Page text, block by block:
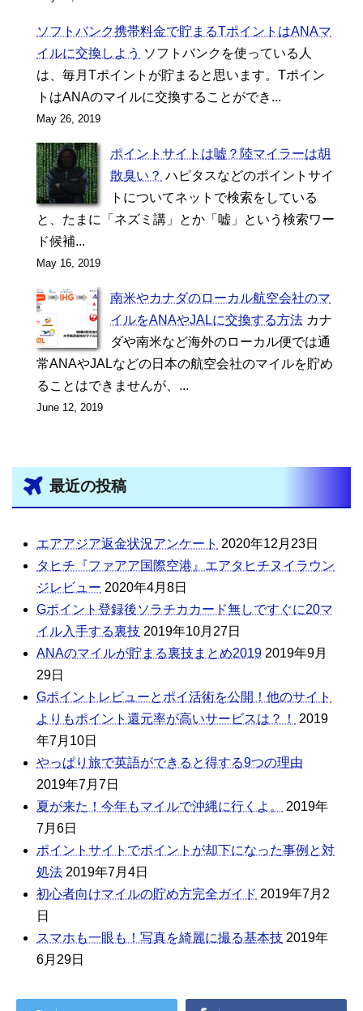
ソフトバンク携帯料金で貯まるTポイントはANAマ
イルに交換しよう ソフトバンクを使っている人
は、毎月Tポイントが貯まると思います。Tポイン
トはANAのマイルに交換することができ...
May 26, 2019
ポイントサイトは嘘？陸マイラーは胡
散臭い？ ハピタスなどのポイントサイ
トについてネットで検索をしている
と、たまに「ネズミ講」とか「嘘」という検索ワー
ド候補...
May 16, 2019
南米やカナダのローカル航空会社のマ
イルをANAやJALに交換する方法 カナ
ダや南米など海外のローカル便では通
常ANAやJALなどの日本の航空会社のマイルを貯め
ることはできませんが、...
June 12, 2019
最近の投稿
エアアジア返金状況アンケート 2020年12月23日
タヒチ『ファアア国際空港』エアタヒチヌイラウン
ジレビュー 2020年4月8日
Gポイント登録後ソラチカカード無しですぐに20マ
イル入手する裏技 2019年10月27日
ANAのマイルが貯まる裏技まとめ2019 2019年9月
29日
Gポイントレビューとポイ活術を公開！他のサイト
よりもポイント還元率が高いサービスは？！
2019
年7月10日
やっぱり旅で英語ができると得する9つの理由
2019年7月7日
夏が来た！今年もマイルで沖縄に行くよ。
2019年
7月6日
ポイントサイトでポイントが却下になった事例と対
処法 2019年7月4日
初心者向けマイルの貯め方完全ガイド 2019年7月2
日
スマホも一眼も！写真を綺麗に撮る基本技 2019年
6月29日